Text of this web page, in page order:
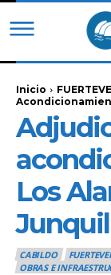
Inicio
Los
CABILDO
OBRAS E